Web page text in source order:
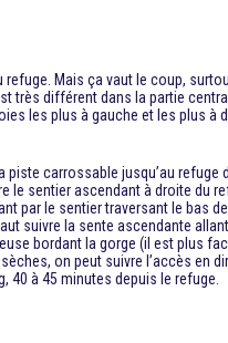
Mais ça vaut le coup,
très différent dans la partie
les plus à gauche et les plus à
piste carrossable jusqu’au refuge
le sentier ascendant à droite du
par le sentier traversant le bas
suivre la sente ascendante
bordant la gorge (il est plus
on peut suivre l’accès en
40 à 45 minutes depuis le refuge.